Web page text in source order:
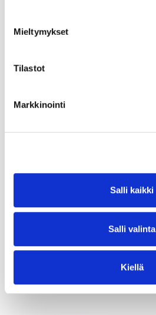
Mieltymykset
Tilastot
Markkinointi
Salli kaikki
Salli valinta
Kiellä